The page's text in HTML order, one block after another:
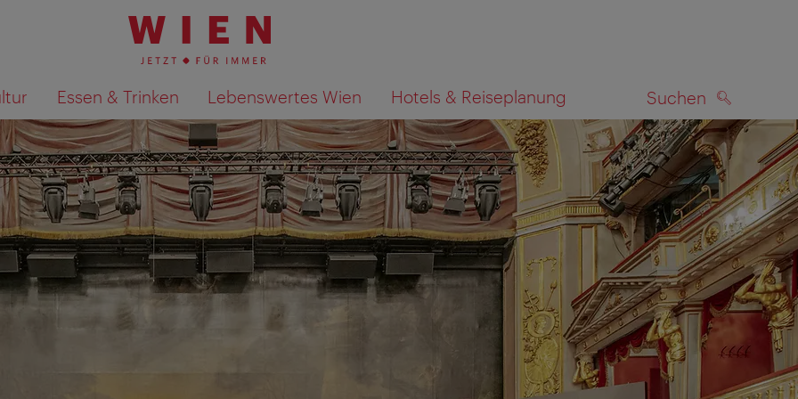
Essen & Trinken Lebenswertes Wien Hotels & Reiseplanung Suchen
Suchergebnisse auf Karte anzeigen SUCHEN